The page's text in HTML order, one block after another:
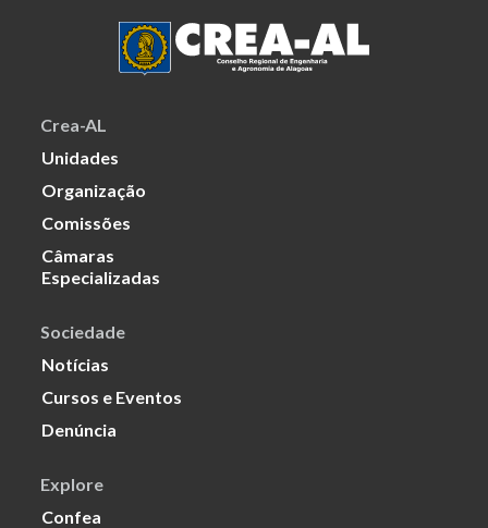
Crea-AL
Unidades
Organização
Comissões
Câmaras
Especializadas
Sociedade
Notícias
Cursos e Eventos
Denúncia
Explore
Confea